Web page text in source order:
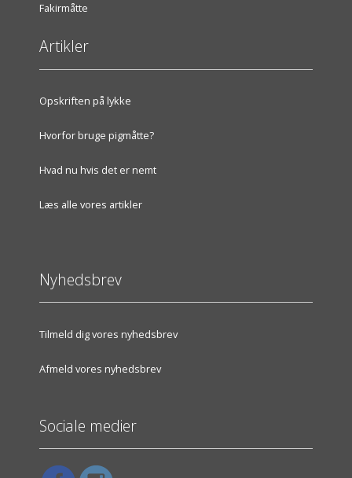
Fakirmåtte
Artikler
Opskriften på lykke
Hvorfor bruge pigmåtte?
Hvad nu hvis det er nemt
Læs alle vores artikler
Nyhedsbrev
Tilmeld dig vores nyhedsbrev
Afmeld vores nyhedsbrev
Sociale medier